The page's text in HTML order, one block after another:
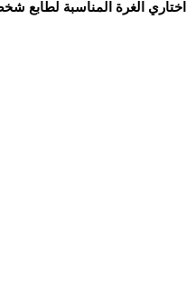
اختاري الغرة المناسبة لطابع